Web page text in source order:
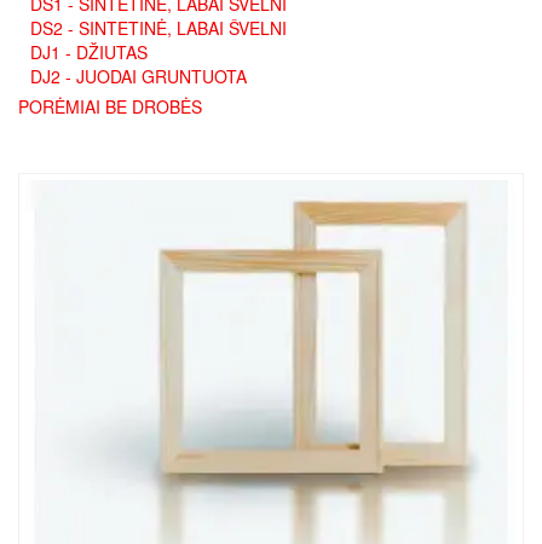
DS2 - SINTETINĖ, LABAI ŠVELNI
DJ1 - DŽIUTAS
DJ2 - JUODAI GRUNTUOTA
PORĖMIAI BE DROBĖS